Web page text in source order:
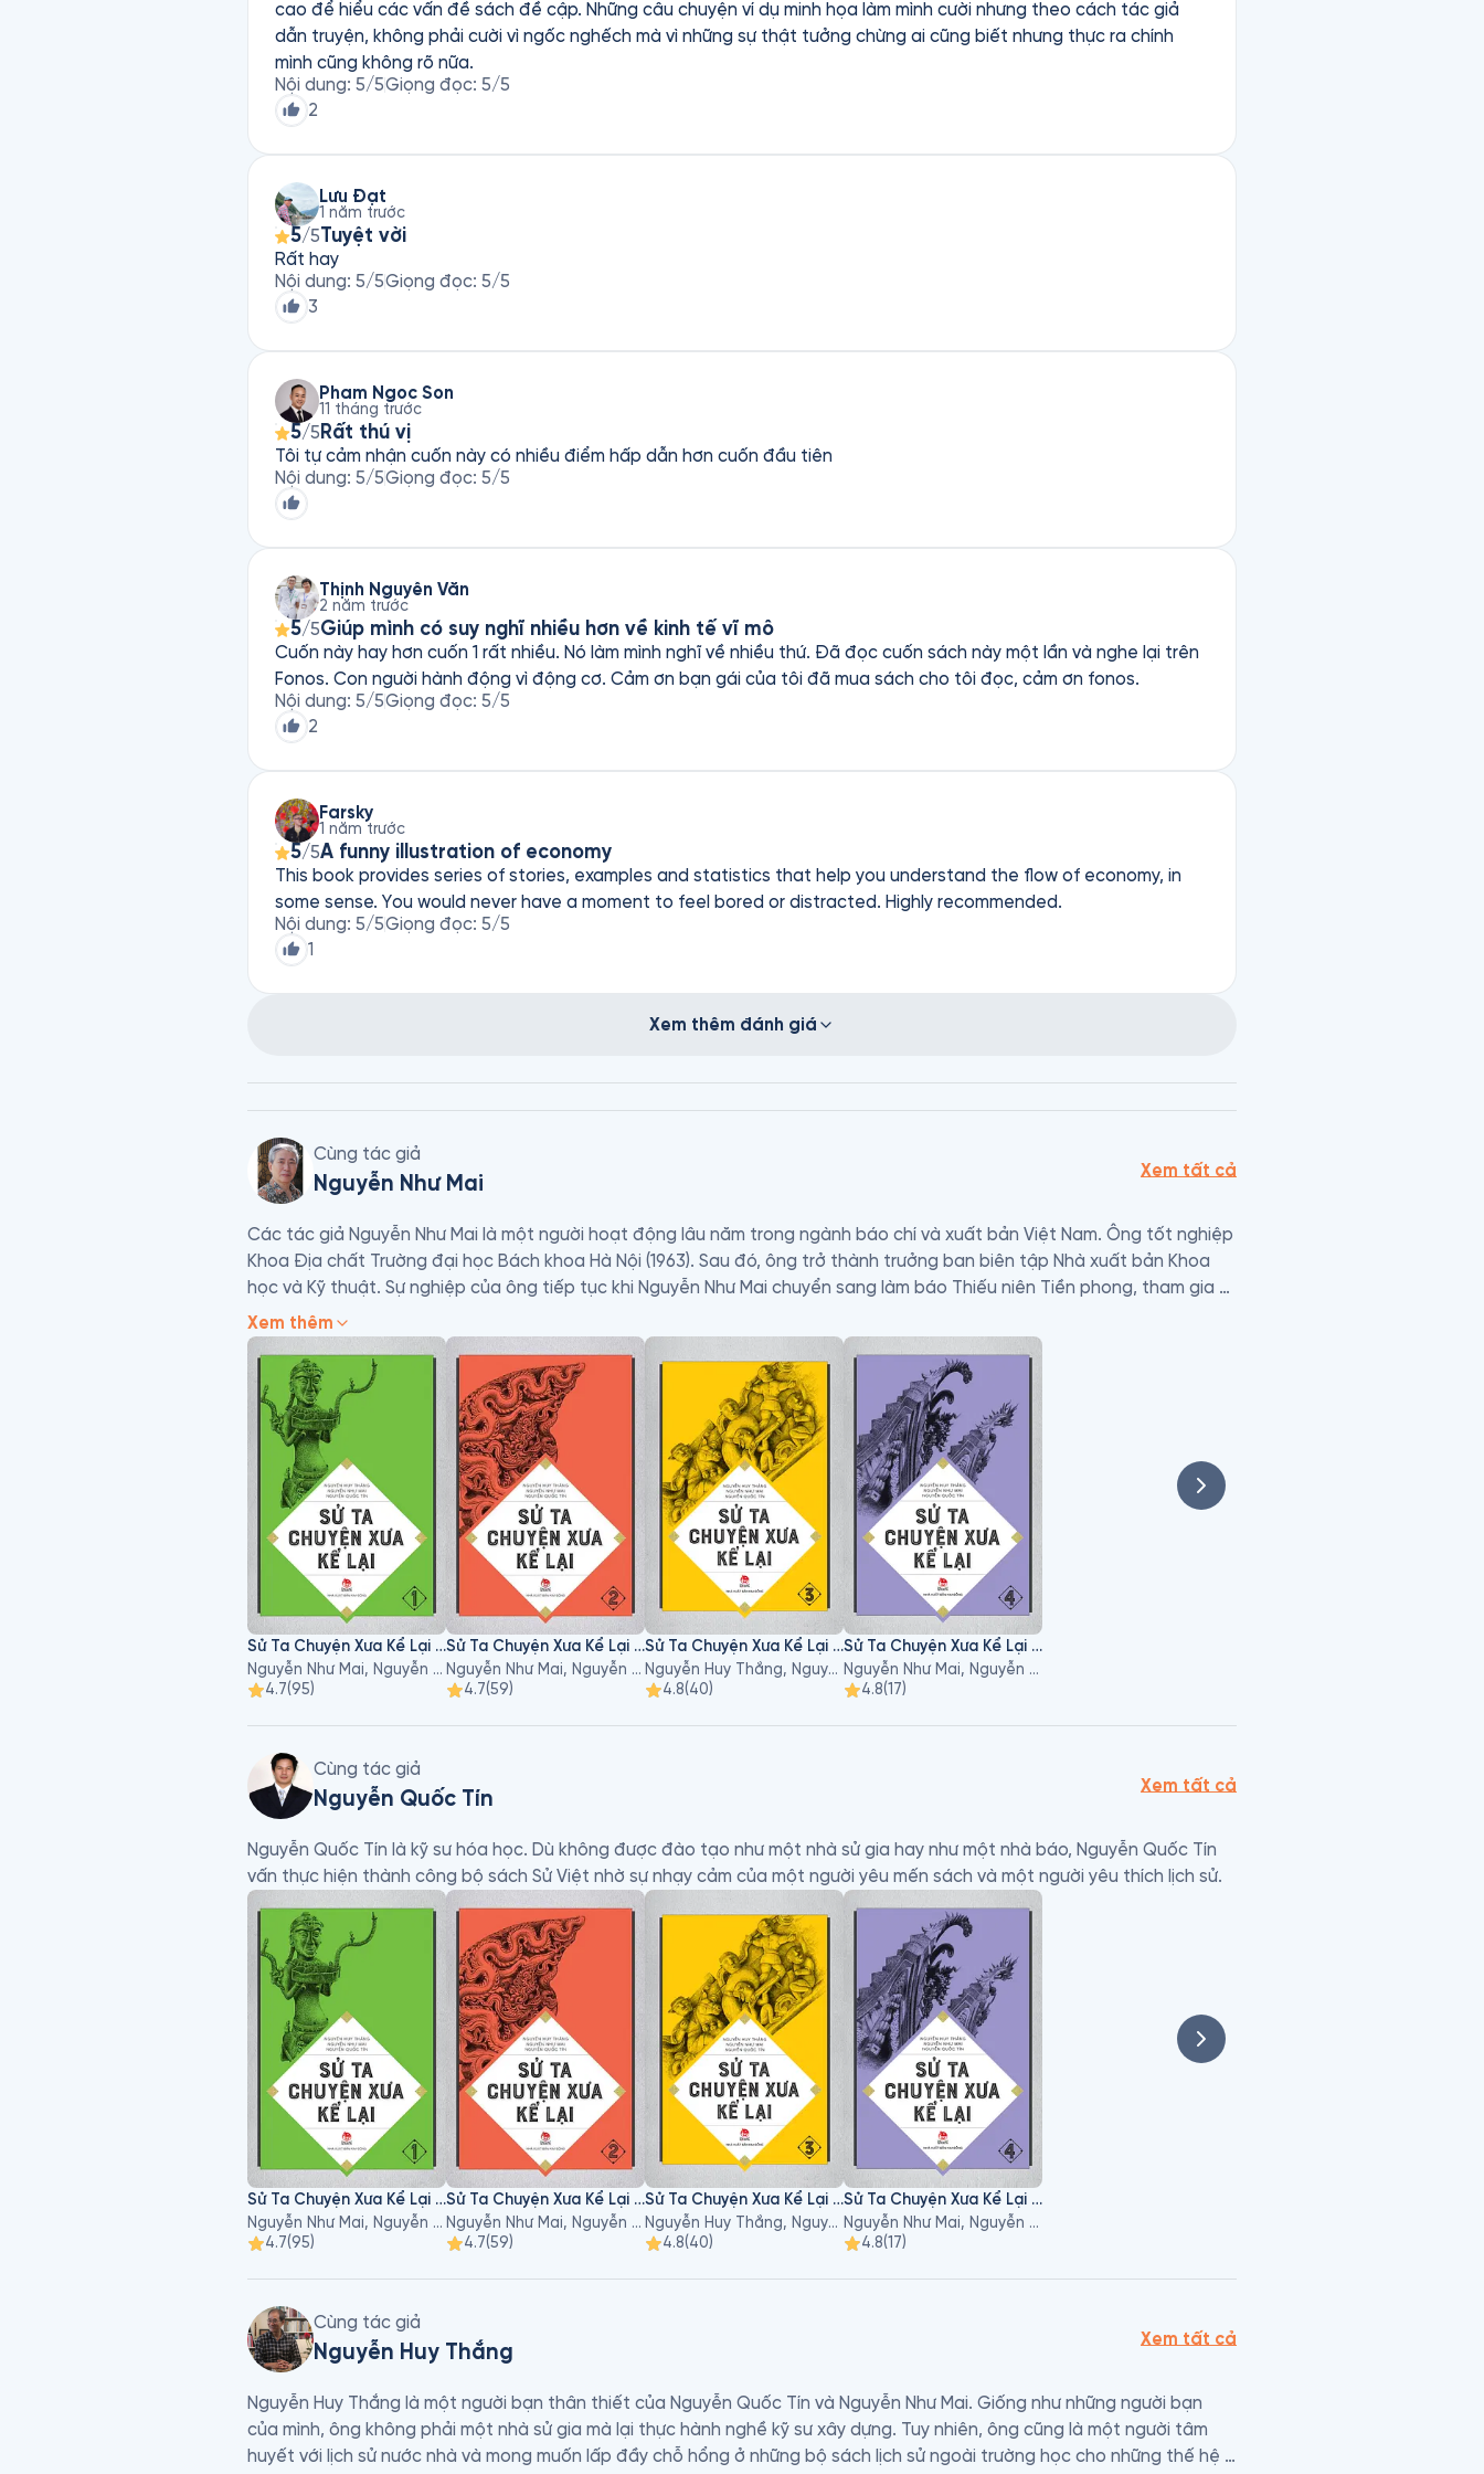
cao để hiểu các vấn đề sách đề cập. Những câu chuyện ví dụ minh họa làm mình cười nhưng theo cách tác giả
dẫn truyện, không phải cười vì ngốc nghếch mà vì những sự thật tưởng chừng ai cũng biết nhưng thực ra chính
mình cũng không rõ nữa.
Nội dung: 5/5Giọng đọc: 5/5
2
Lưu Đạt
1 năm trước
5/5Tuyệt vời
Rất hay
Nội dung: 5/5Giọng đọc: 5/5
3
Pham Ngoc Son
11 tháng trước
5/5 Rất thú vị
Tôi tự cảm nhận cuốn này có nhiều điểm hấp dẫn hơn cuốn đầu tiên
Nội dung: 5/5Giọng đọc: 5/5
Thịnh Nguyễn Văn
2 năm trước
5/5Giúp mình có suy nghĩ nhiều hơn về kinh tế vĩ mô
Cuốn này hay hơn cuốn 1 rất nhiều. Nó làm mình nghĩ về nhiều thứ. Đã đọc cuốn sách này một lần và nghe lại trên
Fonos. Con người hành động vì động cơ. Cảm ơn bạn gái của tôi đã mua sách cho tôi đọc, cảm ơn fonos.
Nội dung: 5/5Giọng đọc: 5/5
2
Farsky
1 năm trước
5/5A funny illustration of economy
This book provides series of stories, examples and statistics that help you understand the flow of economy, in
some sense. You would never have a moment to feel bored or distracted. Highly recommended.
Nội dung: 5/5Giọng đọc: 5/5
1
Xem thêm đánh giá
Cùng tác giả
Nguyễn Như Mai
Xem tất cả
Các tác giả Nguyễn Như Mai là một người hoạt động lâu năm trong ngành báo chí và xuất bản Việt Nam. Ông tốt nghiệp
Khoa Địa chất Trường đại học Bách khoa Hà Nội (1963). Sau đó, ông trở thành trưởng ban biên tập Nhà xuất bản Khoa
học và Kỹ thuật. Sự nghiệp của ông tiếp tục khi Nguyễn Như Mai chuyển sang làm báo Thiếu niên Tiền phong, tham gia
sáng lập báo Hoa Học Trò, Thư ký tòa soạn báo Sinh viên Việt Nam. Hiện nay ông đang sống ở Hà Nội.
Xem thêm
Sử Ta Chuyện Xưa Kể Lại - Tập 1
Nguyễn Như Mai, Nguyễn Quốc Tín, Nguyễn Huy Thắng
4.7(95)
Sử Ta Chuyện Xưa Kể Lại - Tập 2
Nguyễn Như Mai, Nguyễn Quốc Tín, Nguyễn Huy Thắng
4.7(59)
Sử Ta Chuyện Xưa Kể Lại - Tập 3
Nguyễn Huy Thắng, Nguyễn Như Mai, Nguyễn Quốc Tín
4.8(40)
Sử Ta Chuyện Xưa Kể Lại - Tập 4
Nguyễn Như Mai, Nguyễn Quốc Tín, Nguyễn Huy Thắng
4.8(17)
Cùng tác giả
Nguyễn Quốc Tín
Xem tất cả
Nguyễn Quốc Tín là kỹ sư hóa học. Dù không được đào tạo như một nhà sử gia hay như một nhà báo, Nguyễn Quốc Tín
vấn thực hiện thành công bộ sách Sử Việt nhờ sự nhạy cảm của một người yêu mến sách và một người yêu thích lịch sử.
Sử Ta Chuyện Xưa Kể Lại - Tập 1
Nguyễn Như Mai, Nguyễn Quốc Tín, Nguyễn Huy Thắng
4.7(95)
Sử Ta Chuyện Xưa Kể Lại - Tập 2
Nguyễn Như Mai, Nguyễn Quốc Tín, Nguyễn Huy Thắng
4.7(59)
Sử Ta Chuyện Xưa Kể Lại - Tập 3
Nguyễn Huy Thắng, Nguyễn Như Mai, Nguyễn Quốc Tín
4.8(40)
Sử Ta Chuyện Xưa Kể Lại - Tập 4
Nguyễn Như Mai, Nguyễn Quốc Tín, Nguyễn Huy Thắng
4.8(17)
Cùng tác giả
Nguyễn Huy Thắng
Xem tất cả
Nguyễn Huy Thắng là một người bạn thân thiết của Nguyễn Quốc Tín và Nguyễn Như Mai. Giống như những người bạn
của mình, ông không phải một nhà sử gia mà lại thực hành nghề kỹ sư xây dựng. Tuy nhiên, ông cũng là một người tâm
huyết với lịch sử nước nhà và mong muốn lấp đầy chỗ hổng ở những bộ sách lịch sử ngoài trường học cho những thế hệ